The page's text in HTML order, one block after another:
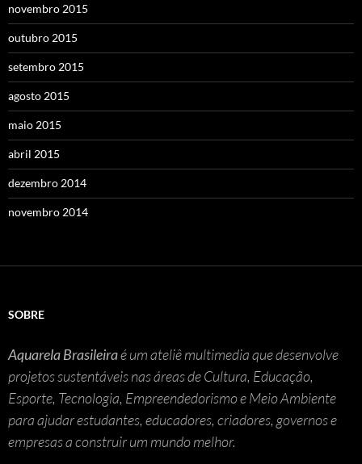
novembro 2015
outubro 2015
setembro 2015
agosto 2015
maio 2015
abril 2015
dezembro 2014
novembro 2014
SOBRE
Aquarela Brasileiraé um ateliê multimedia que desenvolve
projetos sustentáveis nas áreas de Cultura, Educação,
Esporte, Tecnologia, Empreendedorismo e Meio Ambiente
para ajudar estudantes, educadores, criadores, governos e
empresas a construir um mundo melhor.